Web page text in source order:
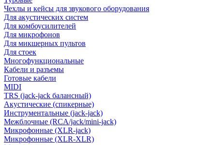
Чехлы и кейсы для звукового оборудования
Для акустических систем
Для комбоусилителей
Для микрофонов
Для микшерных пультов
Для стоек
Многофункциональные
Кабели и разъемы
Готовые кабели
MIDI
TRS (jack-jack балансный)
Акустические (спикерные)
Инструментальные (jack-jack)
Межблочные (RCA/jack/mini-jack)
Микрофонные (XLR-jack)
Микрофонные (XLR-XLR)